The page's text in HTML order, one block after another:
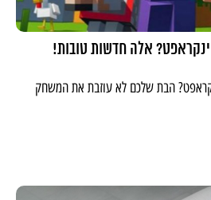
אלה חדשות טובות!
הבת שלכם לא עוזבת את המשחק